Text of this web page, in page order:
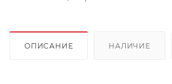
ОПИСАНИЕ НАЛИЧИЕ